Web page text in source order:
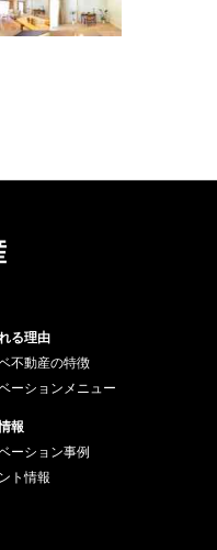
る理由
不動産の特徴
ーションメニュー
報
ーション事例
ト情報